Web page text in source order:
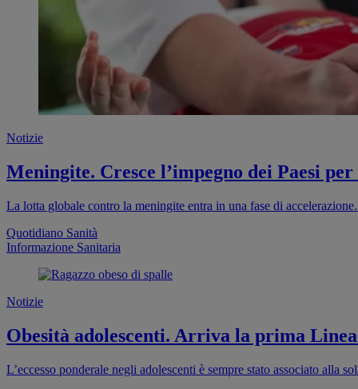
Notizie
Meningite. Cresce l’impegno dei Paesi
La lotta globale contro la meningite entra in una fase di
Quotidiano Sanità
Informazione Sanitaria
Notizie
Obesità adolescenti. Arriva la prima
L’eccesso ponderale negli adolescenti è sempre stato associato